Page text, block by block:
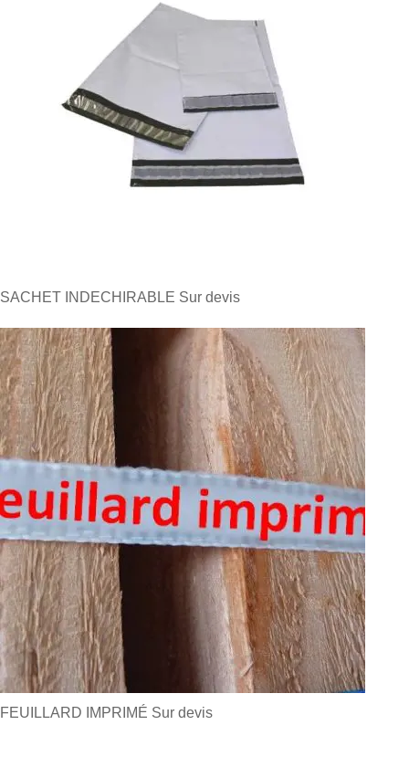
SACHET INDECHIRABLE Sur devis
FEUILLARD IMPRIMÉ Sur devis